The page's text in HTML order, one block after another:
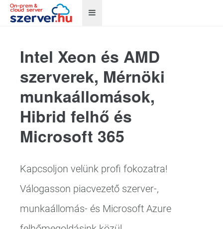
Intel Xeon és AMD
szerverek, Mérnöki
munkaállomások,
Hibrid felhő és
Microsoft 365
Kapcsoljon velünk profi fokozatra!
Válogasson piacvezető szerver-,
munkaállomás- és Microsoft Azure